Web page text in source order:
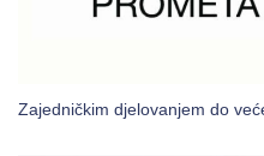
Zajedničkim djelovanjem do